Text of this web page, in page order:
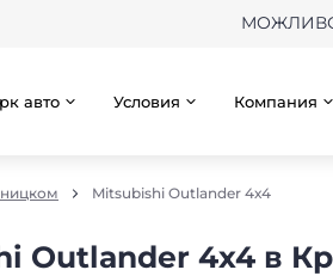
авто Условия Компания
Mitsubishi Outlander 4х4
Outlander 4х4 в